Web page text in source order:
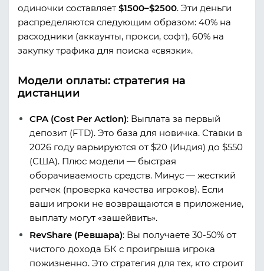
одиночки составляет $1500–$2500. Эти деньги
распределяются следующим образом: 40% на
расходники (аккаунты, прокси, софт), 60% на
закупку трафика для поиска «связки».
Модели оплаты: стратегия на
дистанции
CPA (Cost Per Action): Выплата за первый
депозит (FTD). Это база для новичка. Ставки в
2026 году варьируются от $20 (Индия) до $550
(США). Плюс модели — быстрая
оборачиваемость средств. Минус — жесткий
регчек (проверка качества игроков). Если
ваши игроки не возвращаются в приложение,
выплату могут «зашейвить».
RevShare (Ревшара): Вы получаете 30-50% от
чистого дохода БК с проигрыша игрока
пожизненно. Это стратегия для тех, кто строит